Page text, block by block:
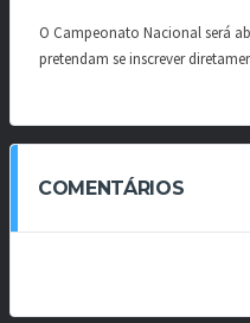
O Campeonato Nacional será
pretendam se inscrever
COMENTÁRIOS